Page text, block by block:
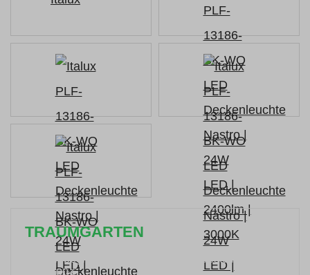
TRAUMGARTEN
Zeitlich begrenzter 20 % Rabatt auf Bestellungen
über 400 €